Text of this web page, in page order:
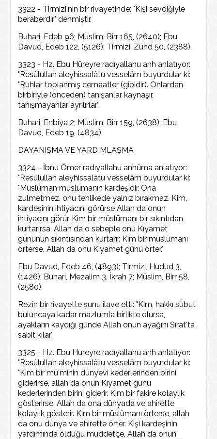
3322 - Tirmizi'nin bir rivayetinde: "Kişi sevdiğiyle
beraberdir" denmiştir.
Buhari, Edeb 96; Müslim, Birr 165, (2640); Ebu
Davud, Edeb 122, (5126); Tirmizi, Zühd 50, (2388).
3323 - Hz. Ebu Hüreyre radıyallahu anh anlatıyor:
"Resûlullah aleyhissalâtu vesselâm buyurdular ki:
"Ruhlar toplanmış cemaatler (gibidir). Onlardan
birbiriyle (önceden) tanışanlar kaynaşır,
tanışmayanlar ayrılırlar."
Buhari, Enbiya 2; Müslim, Birr 159, (2638); Ebu
Davud, Edeb 19, (4834).
DAYANIŞMA VE YARDIMLAŞMA
3324 - İbnu Ömer radıyallahu anhüma anlatıyor:
"Resûlullah aleyhissalâtu vesselâm buyurdular ki:
"Müslüman müslümanın kardeşidir. Ona
zulmetmez, onu tehlikede yalnız bırakmaz. Kim,
kardeşinin ihtiyacını görürse Allah da onun
ihtiyacını görür. Kim bir müslümanı bir sıkıntıdan
kurtarırsa, Allah da o sebeple onu Kıyamet
gününün sıkıntısından kurtarır. Kim bir müslümanı
örterse, Allah da onu Kıyamet günü örter."
Ebu Davud, Edeb 46, (4893); Tirmizi, Hudud 3,
(1426); Buhari, Mezalim 3, İkrah 7; Müslim, Birr 58,
(2580).
Rezin bir rivayette şunu ilave etti: "Kim, hakkı sübut
buluncaya kadar mazlumla birlikte olursa,
ayakların kaydığı günde Allah onun ayağını Sırat'ta
sabit kılar."
3325 - Hz. Ebu Hureyre radıyallahu anh anlatıyor:
"Resûlullah aleyhissalâtu vesselâm buyurdular ki:
"Kim bir mü'minin dünyevi kederlerinden birini
giderirse, allah da onun Kıyamet günü
kederlerinden birini giderir. Kim bir fakire kolaylık
gösterirse, Allah da ona dünyada ve ahirette
kolaylık gösterir. Kim bir müslümanı örterse, allah
da onu dünya ve ahirette örter. Kişi kardeşinin
yardımında olduğu müddetçe, Allah da onun